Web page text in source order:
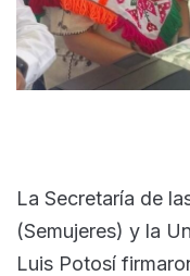
La Secretaría de
(Semujeres) y la
Luis Potosí